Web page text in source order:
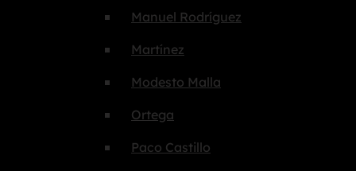
Manuel Rodríguez
Martínez
Modesto Malla
Ortega
Paco Castillo